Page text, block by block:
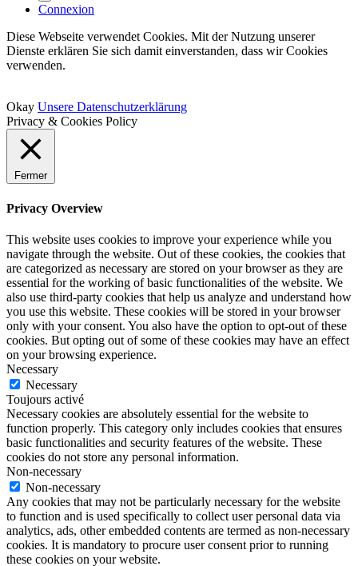
Connexion
Diese Webseite verwendet Cookies. Mit der Nutzung unserer
Dienste erklären Sie sich damit einverstanden, dass wir Cookies
verwenden.
Okay Unsere Datenschutzerklärung
Privacy & Cookies Policy
Fermer
Privacy Overview
This website uses cookies to improve your experience while you
navigate through the website. Out of these cookies, the cookies that
are categorized as necessary are stored on your browser as they are
essential for the working of basic functionalities of the website. We
also use third-party cookies that help us analyze and understand how
you use this website. These cookies will be stored in your browser
only with your consent. You also have the option to opt-out of these
cookies. But opting out of some of these cookies may have an effect
on your browsing experience.
Necessary
Necessary
Toujours activé
Necessary cookies are absolutely essential for the website to
function properly. This category only includes cookies that ensures
basic functionalities and security features of the website. These
cookies do not store any personal information.
Non-necessary
Non-necessary
Any cookies that may not be particularly necessary for the website
to function and is used specifically to collect user personal data via
analytics, ads, other embedded contents are termed as non-necessary
cookies. It is mandatory to procure user consent prior to running
these cookies on your website.